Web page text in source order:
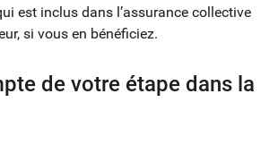
est inclus dans l’assurance collective
si vous en bénéficiez.
de votre étape dans la